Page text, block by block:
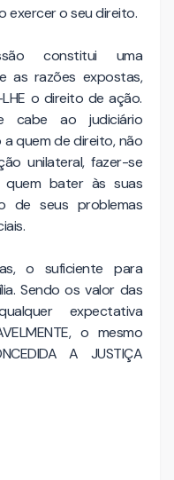
exercer o seu direito.
constitui uma
as razões expostas,
LHE o direito de ação.
cabe ao judiciário
quem de direito, não
unilateral, fazer-se
quem bater às suas
de seus problemas
o suficiente para
Sendo os valor das
expectativa
o mesmo
A JUSTIÇA